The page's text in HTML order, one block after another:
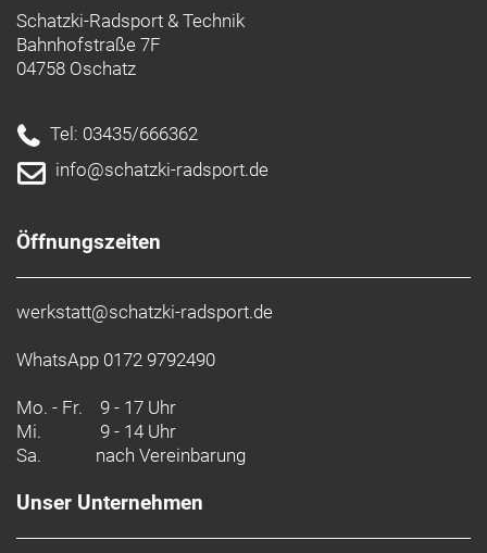
Schatzki-Radsport & Technik
Bahnhofstraße 7F
04758 Oschatz
Tel: 03435/666362
info@schatzki-radsport.de
Öffnungszeiten
werkstatt@schatzki-radsport.de
WhatsApp 0172 9792490
Mo. - Fr. 9 - 17 Uhr
Mi.
9 - 14 Uhr
Sa.
nach Vereinbarung
Unser Unternehmen